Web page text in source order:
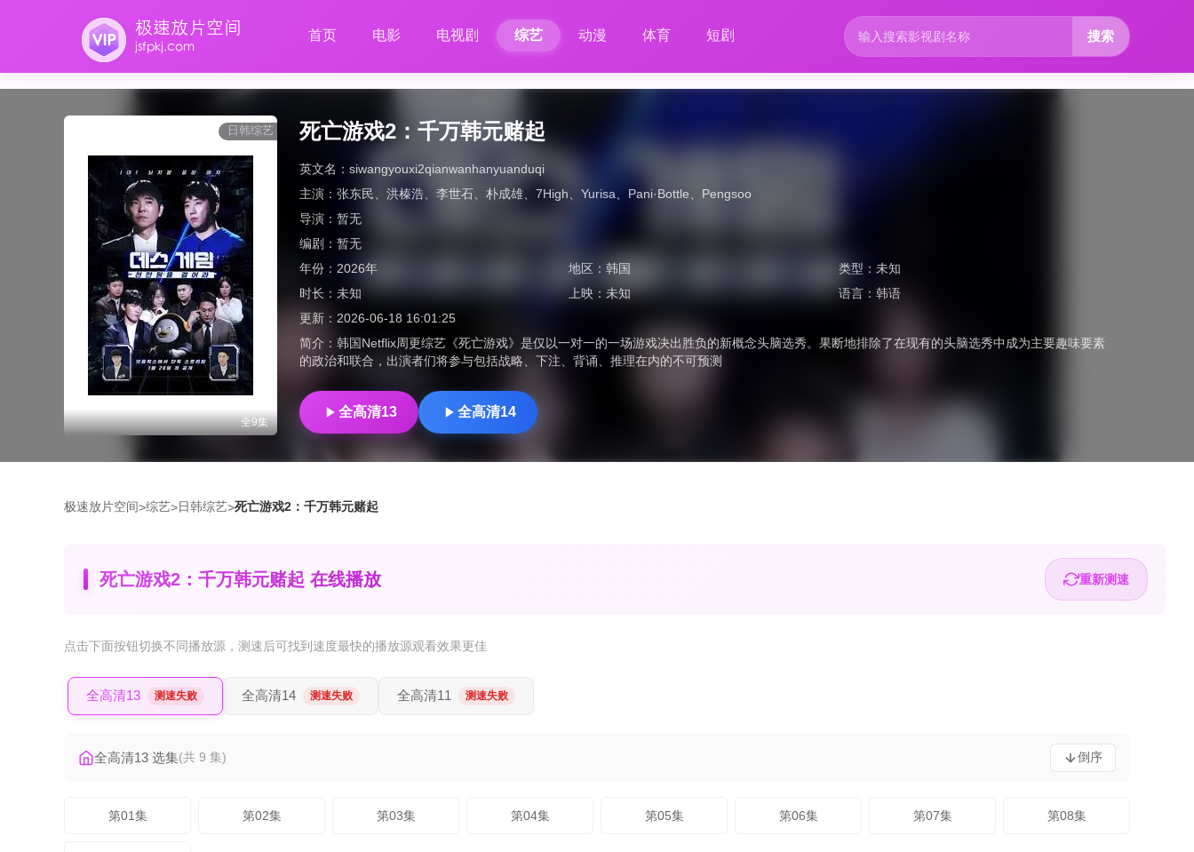
首页 电影 电视剧 综艺 动漫 体育 短剧 搜索
日韩综艺
全9集
死亡游戏2：千万韩元赌起
英文名： siwangyouxi2qianwanhanyuanduqi
主演： 张东民 洪榛浩 李世石 朴成雄 7High Yurisa Pani·Bottle
Pengsoo
导演： 暂无
编剧： 暂无
年份： 2026年 地区：韩国 类型： 未知
时长： 未知 上映：未知 语言： 韩语
更新： 2026-06-18 16:01:25
简介： 韩国Netflix周更综艺《死亡游戏》是仅以一对一的一场游戏决出胜负的新概念头脑选秀。果断地排除了在现有的头脑选秀中成为主要趣味要素
的政治和联合，出演者们将参与包括战略、下注、背诵、推理在内的不可预测
全高清13 全高清14
极速放片空间>综艺>日韩综艺>死亡游戏2：千万韩元赌起
死亡游戏2：千万韩元赌起 在线播放 重新测速
点击下面按钮切换不同播放源 ，测速后可找到速度最快的播放源观看效果更佳
全高清13 测速失败 全高清14 测速失败 全高清11 测速失败
全高清13 选集(共 9 集) 倒序
第01集 第02集 第03集 第04集 第05集 第06集 第07集 第08集